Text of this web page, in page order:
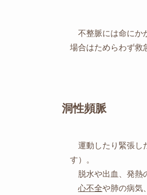
不整脈には命にか
場合はためらわず救
洞性頻脈
運動したり緊張し
す）。
脱水や出血、発熱
心不全や肺の病気、